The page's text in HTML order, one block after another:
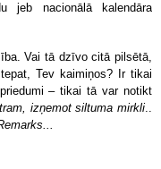
jeb nacionālā kalendāra
Vai tā dzīvo citā pilsētā,
Tev kaimiņos? Ir tikai
– tikai tā var notikt
izņemot siltuma mirkli..